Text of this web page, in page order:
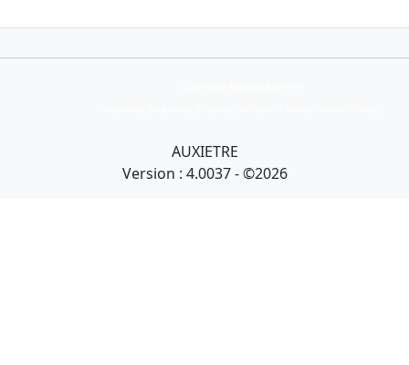
AUXIETRE
Version : 4.0037 - ©2026